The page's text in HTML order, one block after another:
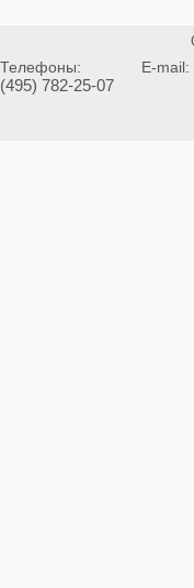
Телефоны:
(495) 782-25-07
E-mail: